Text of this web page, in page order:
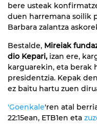
bere usteak
duen harremana soilik
Barbara zalantza
Bestalde, Mireiak
dio Kepari, izan ere,
karguarekin, eta berak
presidentzia. Kepak
ez baitu hartu zuen
'Goenkale'ren atal
22:15ean, ETB1en eta